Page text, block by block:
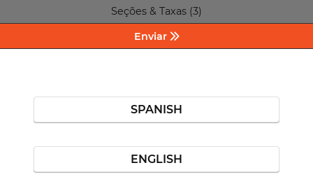
Seções & Taxas (3)
Enviar
SPANISH
ENGLISH